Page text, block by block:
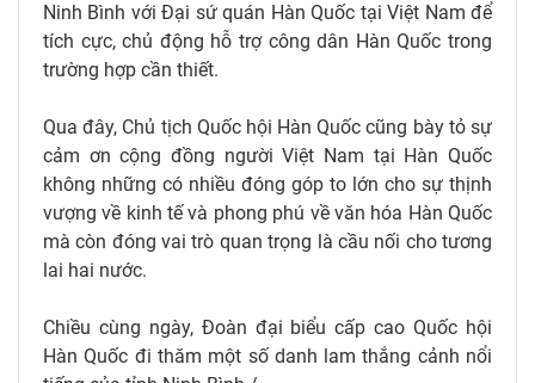
Ninh Bình với Đại sứ quán Hàn Quốc tại Việt Nam để
tích cực, chủ động hỗ trợ công dân Hàn Quốc trong
trường hợp cần thiết.
Qua đây, Chủ tịch Quốc hội Hàn Quốc cũng bày tỏ sự
cảm ơn cộng đồng người Việt Nam tại Hàn Quốc
không những có nhiều đóng góp to lớn cho sự thịnh
vượng về kinh tế và phong phú về văn hóa Hàn Quốc
mà còn đóng vai trò quan trọng là cầu nối cho tương
lai hai nước.
Chiều cùng ngày, Đoàn đại biểu cấp cao Quốc hội
Hàn Quốc đi thăm một số danh lam thắng cảnh nổi